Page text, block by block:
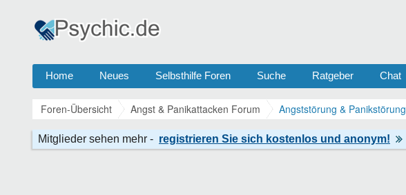
Home Neues Selbsthilfe Foren Suche Ratgeber Chat
Foren-Übersicht Angst & Panikattacken Forum Angststörung & Panikstörung